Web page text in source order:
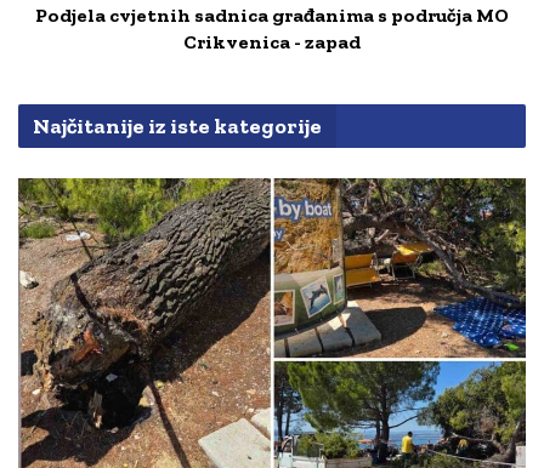
Podjela cvjetnih sadnica građanima s područja MO
Crikvenica - zapad
Najčitanije iz iste kategorije